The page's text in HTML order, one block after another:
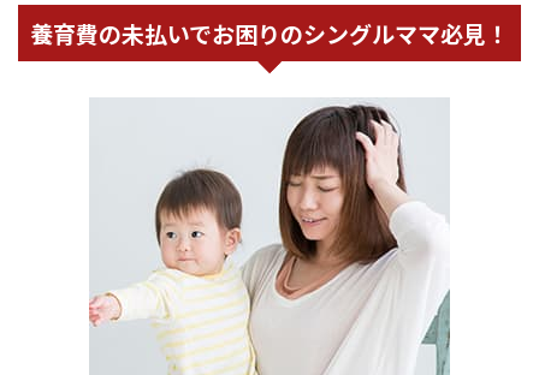
養育費の未払いでお困りのシングルママ必見！